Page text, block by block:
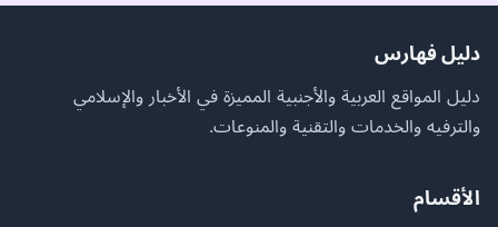
دليل فهارس
دليل المواقع العربية والأجنبية المميزة في الأخبار والإسلامي
والترفيه والخدمات والتقنية والمنوعات.
الأقسام